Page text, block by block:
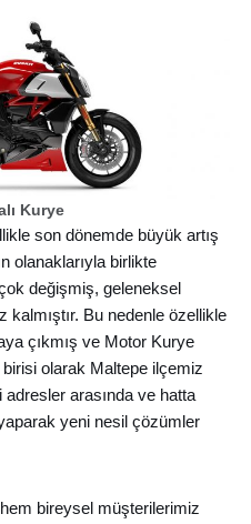
Kurye
son dönemde büyük artış
olanaklarıyla birlikte
değişmiş, geleneksel
kalmıştır. Bu nedenle özellikle
çıkmış ve Motor Kurye
olarak Maltepe ilçemiz
arasında ve hatta
yeni nesil çözümler
bireysel müşterilerimiz